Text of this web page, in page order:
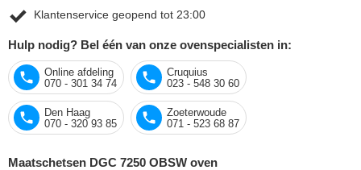
Klantenservice geopend tot 23:00
Hulp nodig? Bel één van onze ovenspecialisten in:
Online afdeling
070 - 301 34 74
Cruquius
023 - 548 30 60
Den Haag
070 - 320 93 85
Zoeterwoude
071 - 523 68 87
Maatschetsen DGC 7250 OBSW oven